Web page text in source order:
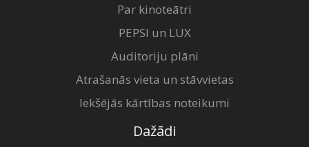
Par kinoteātri
PEPSI un LUX
Auditoriju plāni
Atrašanās vieta un stāvvietas
Iekšējās kārtības noteikumi
Dažādi